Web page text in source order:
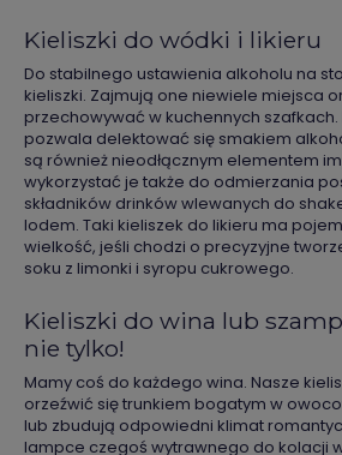
Kieliszki do wódki i likieru
Do stabilnego ustawienia alkoholu na
kieliszki. Zajmują one niewiele miejsca
przechowywać w kuchennych
pozwala delektować się smakiem
są również nieodłącznym elementem
wykorzystać je także do odmierzania
składników drinków wlewanych do
lodem. Taki kieliszek do likieru ma
wielkość, jeśli chodzi o precyzyjne
soku z limonki i syropu cukrowego.
Kieliszki do wina lub
nie tylko!
Mamy coś do każdego wina. Nasze
orzeźwić się trunkiem bogatym w
lub zbudują odpowiedni klimat
lampce czegoś wytrawnego do kolacji